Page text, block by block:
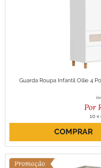
Guarda Roupa Infantil Ollie 4
10 x
ou R$
COMPRAR